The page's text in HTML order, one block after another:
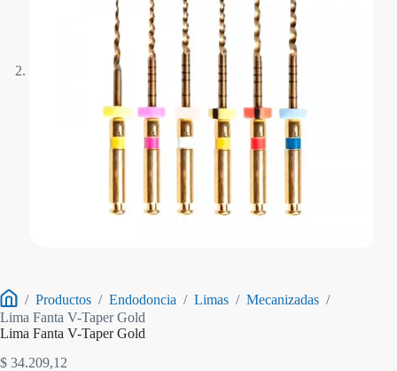
Inicio
/ Productos / Endodoncia / Limas / Mecanizadas /
Lima Fanta V-Taper Gold
Lima Fanta V-Taper Gold
$ 34.209,12